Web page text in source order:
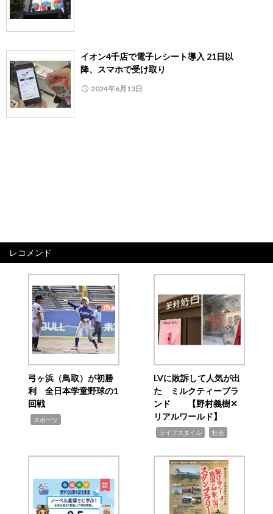
イオン4千店で電子レシート導入 21日以
降、スマホで受け取り
2024年6月13日
レコメンド
弓ヶ浜（鳥取）が初勝
利 全日本学童野球の1
回戦
スポーツ
LVに敗訴して人気が出
た ミルクティーブラ
ンド 【野村義樹✕
リアルワールド】
ライフスタイル 社会